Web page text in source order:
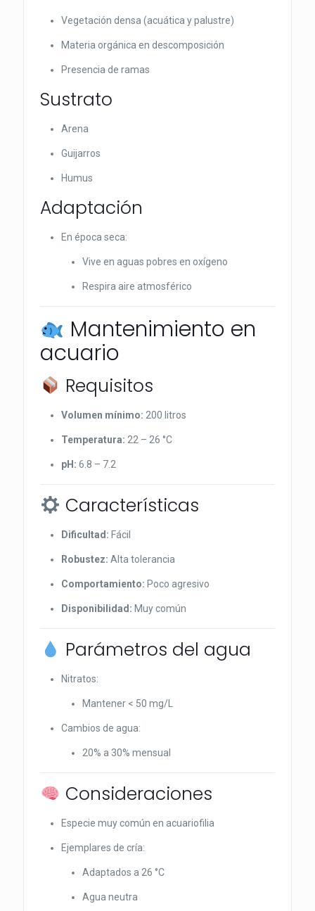
Vegetación densa (acuática y palustre)
Materia orgánica en descomposición
Presencia de ramas
Sustrato
Arena
Guijarros
Humus
Adaptación
En época seca:
Vive en aguas pobres en oxígeno
Respira aire atmosférico
Mantenimiento en
acuario
Requisitos
Volumen mínimo: 200 litros
Temperatura: 22 – 26 °C
pH: 6.8 – 7.2
Características
Dificultad: Fácil
Robustez: Alta tolerancia
Comportamiento: Poco agresivo
Disponibilidad: Muy común
Parámetros del agua
Nitratos:
Mantener < 50 mg/L
Cambios de agua:
20% a 30% mensual
Consideraciones
Especie muy común en acuariofilia
Ejemplares de cría:
Adaptados a 26 °C
Agua neutra